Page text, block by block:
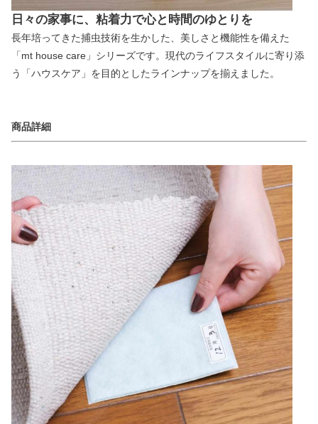
日々の家事に、粘着力で心と時間のゆとりを
長年培ってきた捕虫技術を生かした、美しさと機能性を備えた
「mt house care」シリーズです。現代のライフスタイルに寄り添
う「ハウスケア」を目的としたラインナップを揃えました。
商品詳細